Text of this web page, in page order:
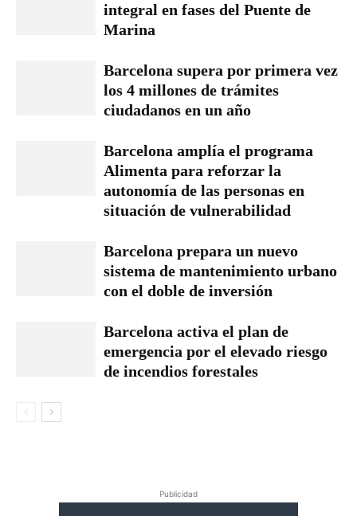
integral en fases del Puente de
Marina
Barcelona supera por primera vez
los 4 millones de trámites
ciudadanos en un año
Barcelona amplía el programa
Alimenta para reforzar la
autonomía de las personas en
situación de vulnerabilidad
Barcelona prepara un nuevo
sistema de mantenimiento urbano
con el doble de inversión
Barcelona activa el plan de
emergencia por el elevado riesgo
de incendios forestales
Publicidad